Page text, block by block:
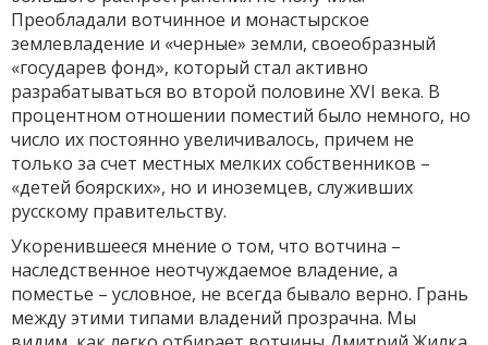
Преобладали вотчинное и монастырское
землевладение и «черные» земли, своеобразный
«государев фонд», который стал активно
разрабатываться во второй половине XVI века. В
процентном отношении поместий было немного, но
число их постоянно увеличивалось, причем не
только за счет местных мелких собственников –
«детей боярских», но и иноземцев, служивших
русскому правительству.
Укоренившееся мнение о том, что вотчина –
наследственное неотчуждаемое владение, а
поместье – условное, не всегда бывало верно. Грань
между этими типами владений прозрачна. Мы